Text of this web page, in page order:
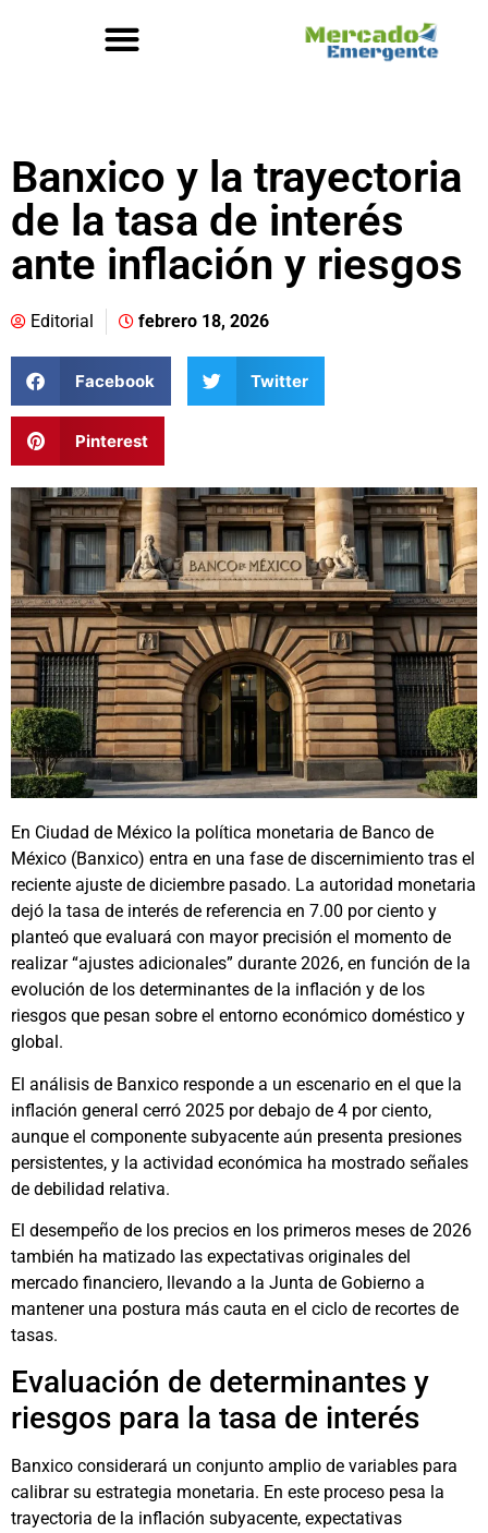
Banxico y la trayectoria
de la tasa de interés
ante inflación y riesgos
Editorial febrero 18, 2026
Facebook Twitter
Pinterest
En Ciudad de México la política monetaria de Banco de
México (Banxico) entra en una fase de discernimiento tras el
reciente ajuste de diciembre pasado. La autoridad monetaria
dejó la tasa de interés de referencia en 7.00 por ciento y
planteó que evaluará con mayor precisión el momento de
realizar “ajustes adicionales” durante 2026, en función de la
evolución de los determinantes de la inflación y de los
riesgos que pesan sobre el entorno económico doméstico y
global.
El análisis de Banxico responde a un escenario en el que la
inflación general cerró 2025 por debajo de 4 por ciento,
aunque el componente subyacente aún presenta presiones
persistentes, y la actividad económica ha mostrado señales
de debilidad relativa.
El desempeño de los precios en los primeros meses de 2026
también ha matizado las expectativas originales del
mercado financiero, llevando a la Junta de Gobierno a
mantener una postura más cauta en el ciclo de recortes de
tasas.
Evaluación de determinantes y
riesgos para la tasa de interés
Banxico considerará un conjunto amplio de variables para
calibrar su estrategia monetaria. En este proceso pesa la
trayectoria de la inflación subyacente, expectativas